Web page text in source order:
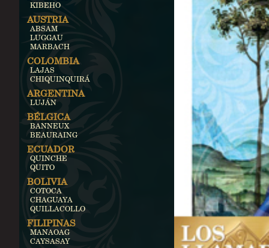
KIBEHO
AUSTRIA
ABSAM
LUGGAU
MARBACH
COLOMBIA
LAJAS
CHIQUINQUIRÁ
ARGENTINA
LUJÁN
BÉLGICA
BANNEUX
BEAURAING
ECUADOR
QUINCHE
QUITO
BOLIVIA
COTOCA
CHAGUAYA
QUILLACOLLO
FILIPINAS
MANAOAG
CAYSASAY